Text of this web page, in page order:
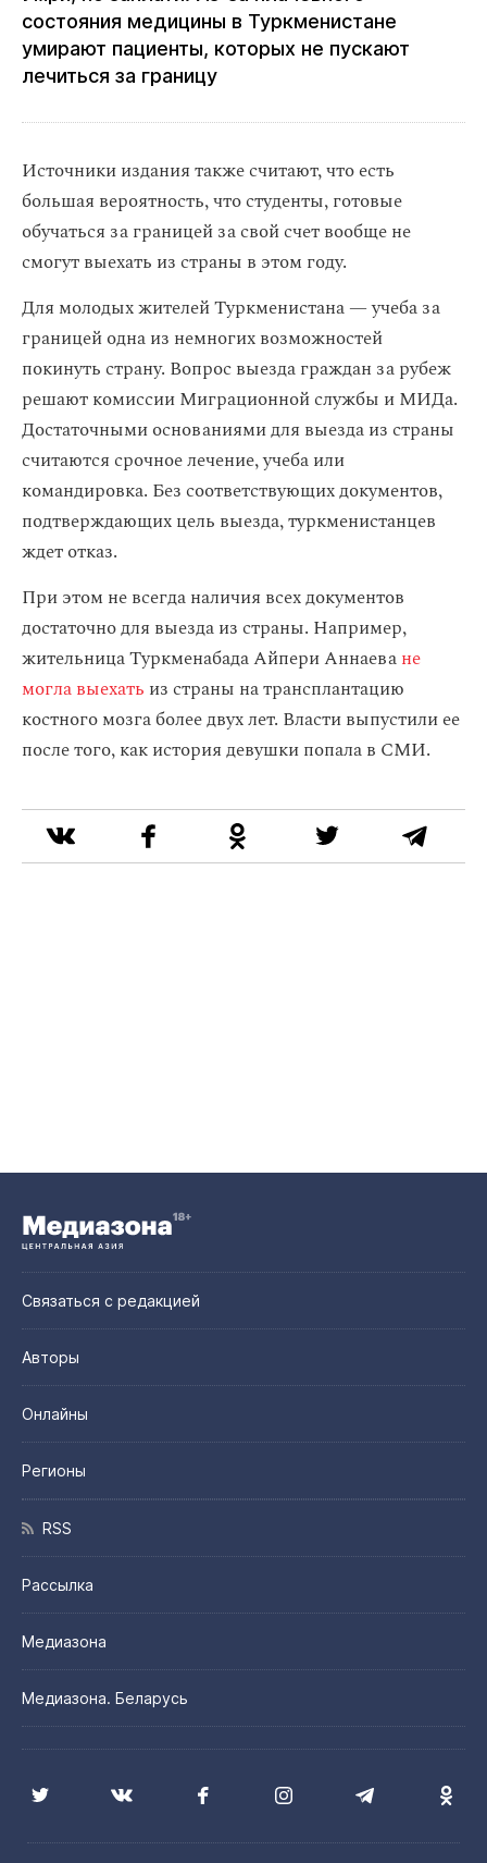
состояния медицины в Туркменистане
умирают пациенты, которых не пускают
лечиться за границу
Источники издания также считают, что есть
большая вероятность, что студенты, готовые
обучаться за границей за свой счет вообще не
смогут выехать из страны в этом году.
Для молодых жителей Туркменистана — учеба за
границей одна из немногих возможностей
покинуть страну. Вопрос выезда граждан за рубеж
решают комиссии Миграционной службы и МИДа.
Достаточными основаниями для выезда из страны
считаются срочное лечение, учеба или
командировка. Без соответствующих документов,
подтверждающих цель выезда, туркменистанцев
ждет отказ.
При этом не всегда наличия всех документов
достаточно для выезда из страны. Например,
жительница Туркменабада Айпери Аннаеване
могла выехать из страны на трансплантацию
костного мозга более двух лет. Власти выпустили ее
после того, как история девушки попала в СМИ.
Связаться с редакцией
Авторы
Онлайны
Регионы
RSS
Рассылка
Медиазона
Медиазона. Беларусь